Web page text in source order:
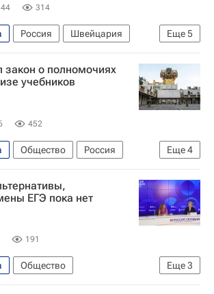
314
Еще5
Россия
Швейцария
Галина Карелова
РФ
закон о полномочиях
учебников
452
Еще4
Общество
Россия
Валентина Матвиенко
наук
ЕГЭ пока нет
191
Еще3
Общество
РФ
Социальный навигатор